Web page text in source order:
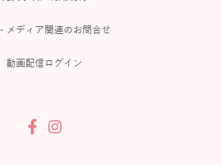
メディア関連のお問合せ
動画配信ログイン